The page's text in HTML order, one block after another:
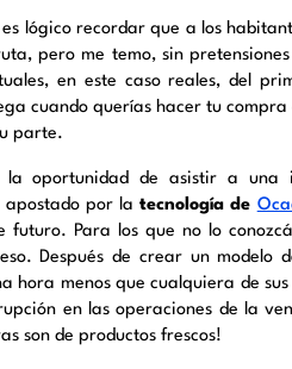
lógico recordar que a los
pero me temo, sin
en este caso reales, del
cuando querías hacer tu
parte.
la oportunidad de asistir a una
apostado por latecnología de
futuro. Para los que no lo
Después de crear un
hora menos que cualquiera de
en las operaciones de la
son de productos frescos!